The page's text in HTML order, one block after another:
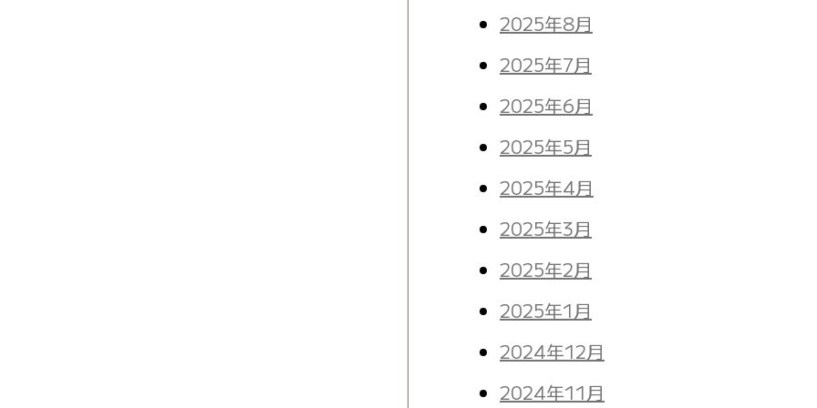
2025年8月
2025年7月
2025年6月
2025年5月
2025年4月
2025年3月
2025年2月
2025年1月
2024年12月
2024年11月